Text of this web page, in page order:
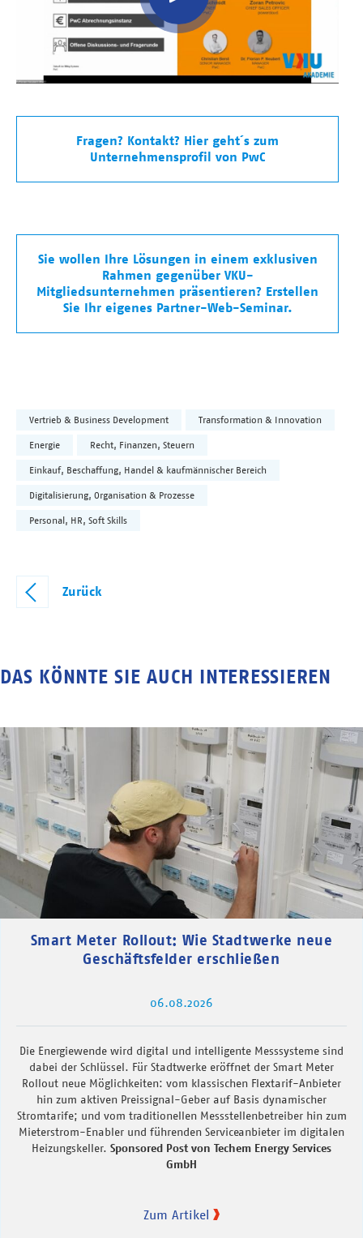
Fragen? Kontakt? Hier geht´s zum
Unternehmensprofil von PwC
Sie wollen Ihre Lösungen in einem exklusiven
Rahmen gegenüber VKU-
Mitgliedsunternehmen präsentieren? Erstellen
Sie Ihr eigenes Partner-Web-Seminar.
Vertrieb & Business Development Transformation & Innovation
Energie Recht, Finanzen, Steuern
Einkauf, Beschaffung, Handel & kaufmännischer Bereich
Digitalisierung, Organisation & Prozesse
Personal, HR, Soft Skills
Zurück
DAS KÖNNTE SIE AUCH INTERESSIEREN
Smart Meter Rollout: Wie Stadtwerke neue
Geschäftsfelder erschließen
06.08.2026
Die Energiewende wird digital und intelligente Messsysteme sind
dabei der Schlüssel. Für Stadtwerke eröffnet der Smart Meter
Rollout neue Möglichkeiten: vom klassischen Flextarif-Anbieter
hin zum aktiven Preissignal-Geber auf Basis dynamischer
Stromtarife; und vom traditionellen Messstellenbetreiber hin zum
Mieterstrom-Enabler und führenden Serviceanbieter im digitalen
Heizungskeller. Sponsored Post von Techem Energy Services
GmbH
Zum Artikel